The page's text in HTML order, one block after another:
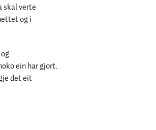
skal verte
og i
ein har gjort.
det eit